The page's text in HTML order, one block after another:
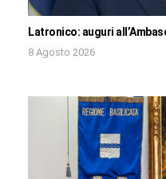
Latronico: auguri
8 Agosto 2026